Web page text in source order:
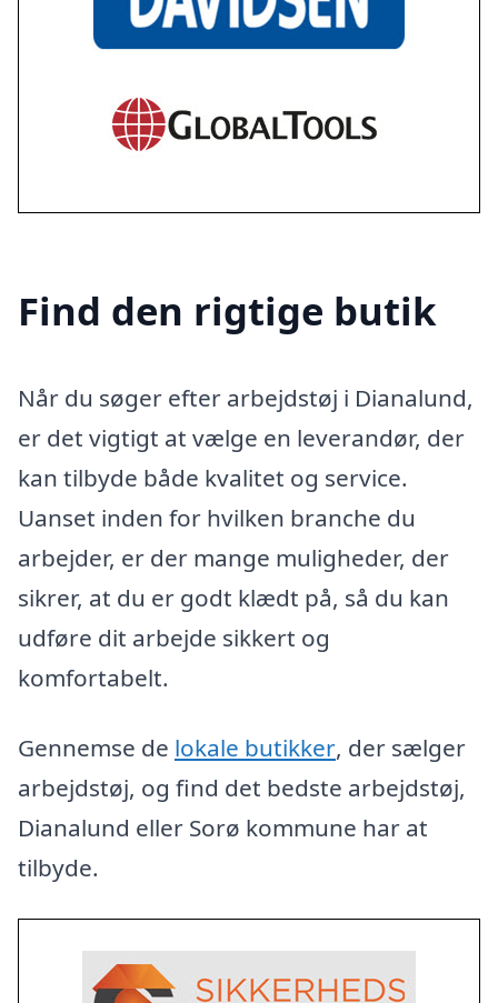
Find den rigtige butik
Når du søger efter arbejdstøj i Dianalund,
er det vigtigt at vælge en leverandør, der
kan tilbyde både kvalitet og service.
Uanset inden for hvilken branche du
arbejder, er der mange muligheder, der
sikrer, at du er godt klædt på, så du kan
udføre dit arbejde sikkert og
komfortabelt.
Gennemse de lokale butikker, der sælger
arbejdstøj, og find det bedste arbejdstøj,
Dianalund eller Sorø kommune har at
tilbyde.